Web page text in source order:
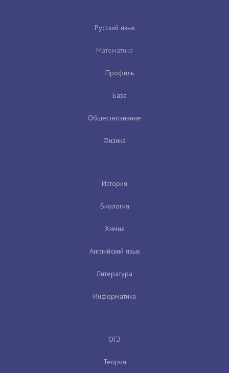
Русский язык
Математика
Профиль
База
Обществознание
Физика
История
Биология
Химия
Английский язык
Литература
Информатика
ОГЭ
Теория